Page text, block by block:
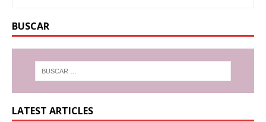
BUSCAR
LATEST ARTICLES